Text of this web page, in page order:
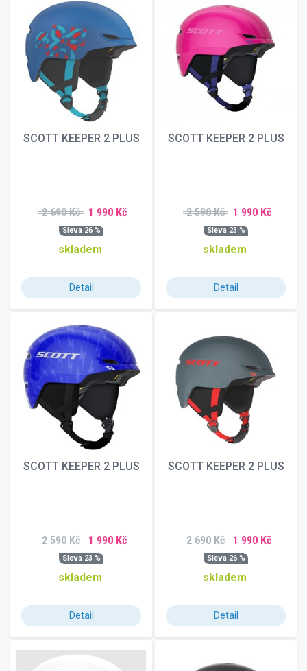
SCOTT KEEPER 2 PLUS
2 690 Kč 1 990 Kč
Sleva 26 %
skladem
Detail
SCOTT KEEPER 2 PLUS
2 590 Kč 1 990 Kč
Sleva 23 %
skladem
Detail
SCOTT KEEPER 2 PLUS
2 590 Kč 1 990 Kč
Sleva 23 %
skladem
Detail
SCOTT KEEPER 2 PLUS
2 690 Kč 1 990 Kč
Sleva 26 %
skladem
Detail